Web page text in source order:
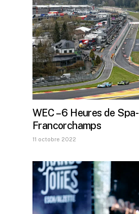
WEC – 6 Heures de Spa-
Francorchamps
11 octobre 2022